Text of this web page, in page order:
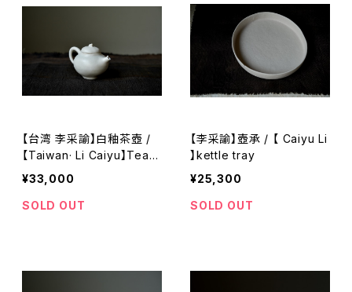
【台湾 李采諭】白釉茶壺 /
【Taiwan· Li Caiyu】Teap
ot
¥33,000
SOLD OUT
【李采諭】壺承 / 【 Caiyu Li
】kettle tray
¥25,300
SOLD OUT